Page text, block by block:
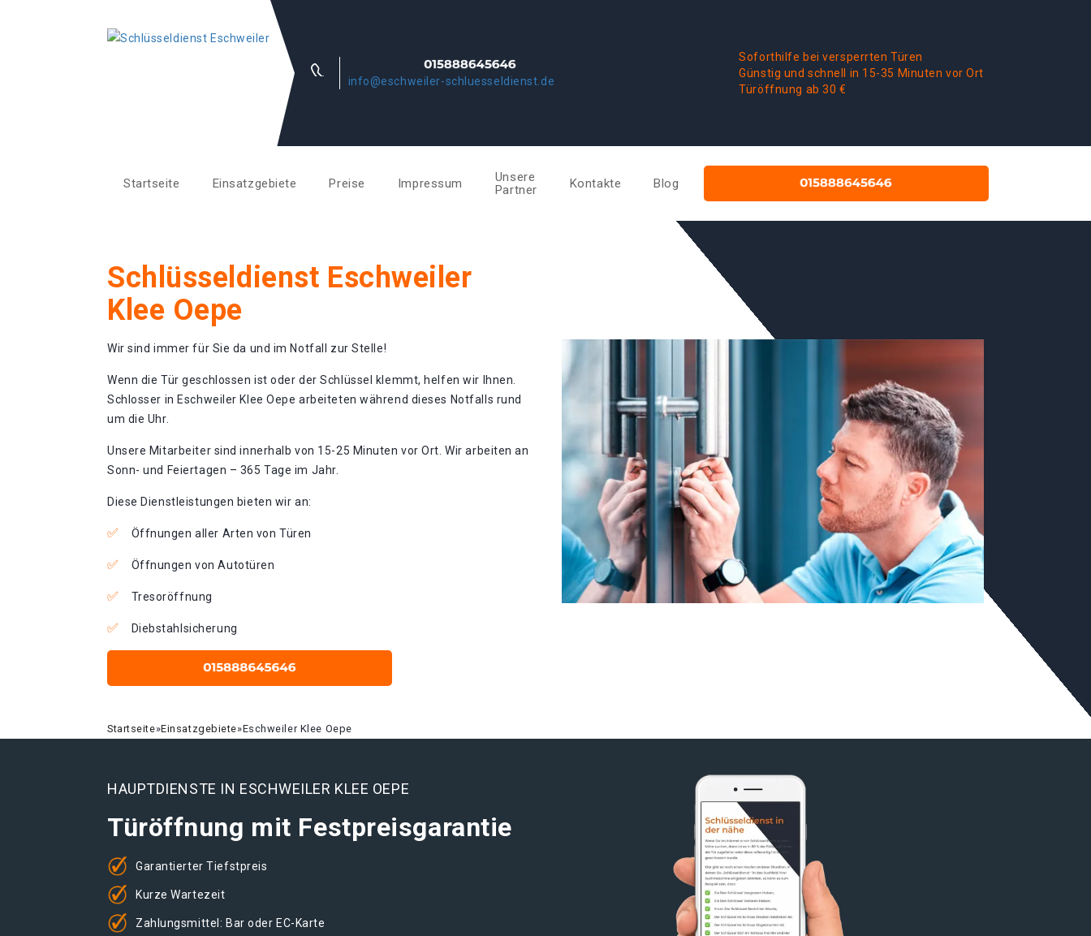
info@eschweiler-schluesseldienst.de
Soforthilfe bei versperrten Türen
Günstig und schnell in 15-35 Minuten vor Ort
Türöffnung ab 30 €
Startseite Einsatzgebiete Preise Impressum
Unsere
Partner
Kontakte Blog
Schlüsseldienst Eschweiler
Klee Oepe
Wir sind immer für Sie da und im Notfall zur Stelle!
Wenn die Tür geschlossen ist oder der Schlüssel klemmt, helfen wir Ihnen.
Schlosser in Eschweiler Klee Oepe arbeiteten während dieses Notfalls rund
um die Uhr.
Unsere Mitarbeiter sind innerhalb von 15-25 Minuten vor Ort. Wir arbeiten an
Sonn- und Feiertagen – 365 Tage im Jahr.
Diese Dienstleistungen bieten wir an:
Öffnungen aller Arten von Türen
Öffnungen von Autotüren
Tresoröffnung
Diebstahlsicherung
Startseite»Einsatzgebiete»Eschweiler Klee Oepe
HAUPTDIENSTE IN ESCHWEILER KLEE OEPE
Türöffnung mit Festpreisgarantie
Garantierter Tiefstpreis
Kurze Wartezeit
Zahlungsmittel: Bar oder EC-Karte